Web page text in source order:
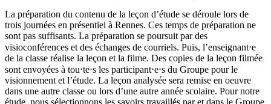
La préparation du contenu de la leçon d’étude se déroule lors de
trois journées en présentiel à Rennes. Ces temps de préparation ne
sont pas suffisants. La préparation se poursuit par des
visioconférences et des échanges de courriels. Puis, l’enseignant⋅e
de la classe réalise la leçon et la filme. Des copies de la leçon filmée
sont envoyées à tou⋅te⋅s les participant⋅e⋅s du Groupe pour le
visionnement et l’étude. La leçon analysée sera remise en oeuvre
dans une autre classe ou lors d’une autre année scolaire. Pour notre
étude, nous sélectionnons les savoirs travaillés par et dans le Groupe